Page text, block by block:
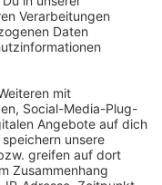
Verspätungen
Linien S70/71,
findet Ihr hier!